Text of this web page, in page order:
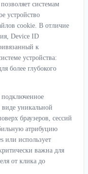
системам
устройство
cookie. В отличие
Device ID
к
устройства:
более глубокого
виде уникальной
браузеров, сессий
атрибуцию
или использует
важна для
от клика до